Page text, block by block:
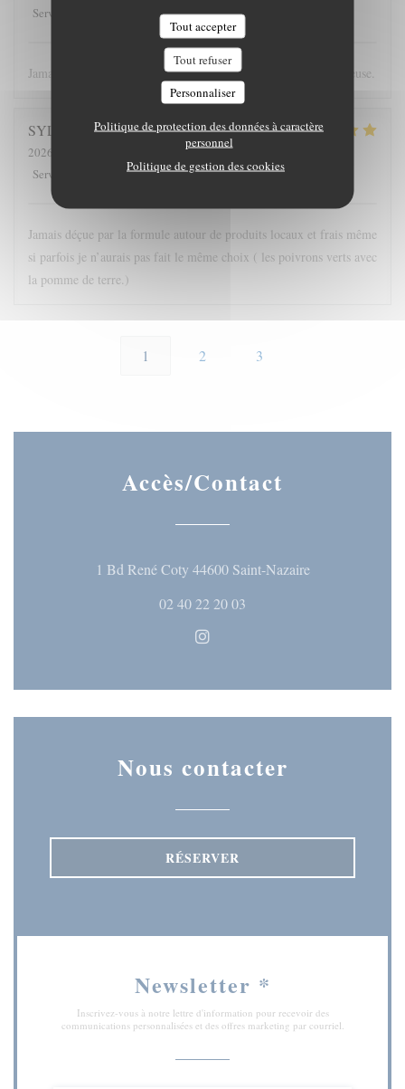
Tout accepter
Tout refuser
Personnaliser
Politique de protection des données à caractère
personnel
Politique de gestion des cookies
Service
5/5 Cuisine:5/5
Jamais déçue, de bons produits, une cuisine inventive et savoureuse.
SYLVIE
2026-08-05
- 21:00 - Couverts 3
Service
Ambiance:5/5 Cuisine:5/5 Qualité / Prix
Jamais déçue par la formule autour de produits locaux et frais même
si parfois je n’aurais pas fait le même choix ( les poivrons verts avec
la pomme de terre.)
1 2 3
Accès/Contact
1 Bd René Coty 44600 Saint-Nazaire((ouvre une
02 40 22 20 03
Instagram ((ouvre une
Nous contacter
RÉSERVER
Newsletter *
Inscrivez-vous à notre lettre d'information pour recevoir des
communications personnalisées et des offres marketing par courriel.